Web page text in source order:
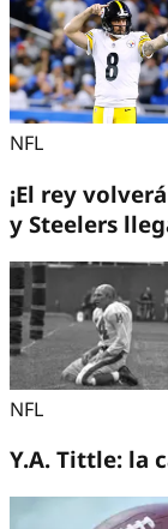
NFL
¡El rey
y Steelers
NFL
Y.A. Tittle: la